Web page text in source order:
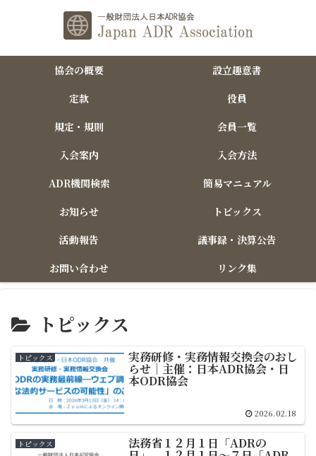
協会の概要
設立趣意書
定款
役員
規定・規則
会員一覧
入会案内
入会方法
ADR機関検索
簡易マニュアル
お知らせ
トピックス
活動報告
議事録・決算公告
お問い合わせ
リンク集
トピックス
トピックス 実務研修・実務情報交換会のおし
らせ｜主催：日本ADR協会・日
本ODR協会
2026.02.18
トピックス 法務省１２月１日「ADRの